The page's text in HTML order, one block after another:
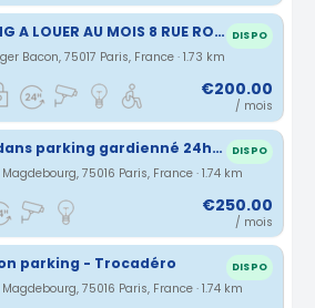
PARKING A LOUER AU MOIS 8 RUE ROGER BACON 75017 PARIS DISPO
Bacon, 75017 Paris, France · 1.73 km
€200.00
/ mois
Place dans parking gardienné 24h/24 tous véhicules DISPO
Magdebourg, 75016 Paris, France · 1.74 km
€250.00
/ mois
parking - Trocadéro DISPO
Magdebourg, 75016 Paris, France · 1.74 km